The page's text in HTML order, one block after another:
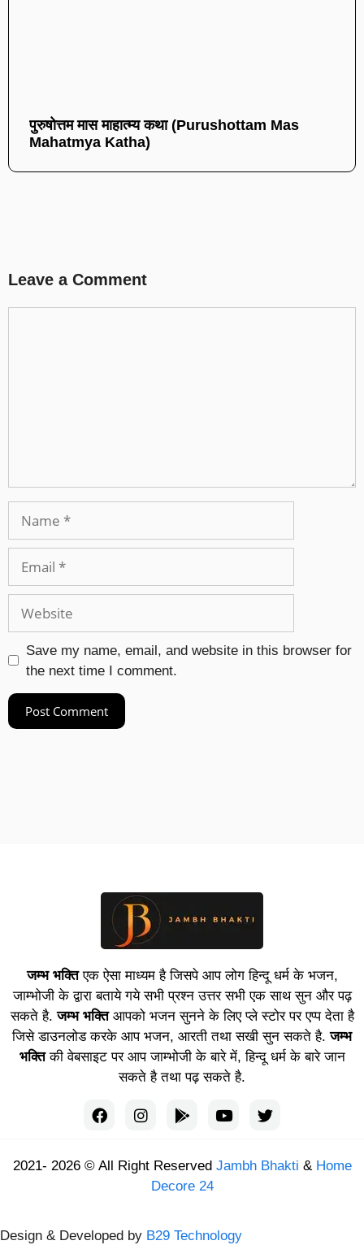
पुरुषोत्तम मास माहात्म्य कथा (Purushottam Mas
Mahatmya Katha)
Leave a Comment
Save my name, email, and website in this browser for
the next time I comment.
जम्भ भक्तिएक ऐसा माध्यम है जिसपे आप लोग हिन्दू धर्म के भजन,
जाम्भोजी के द्वारा बताये गये सभी प्रश्न उत्तर सभी एक साथ सुन और पढ़
सकते है.जम्भ भक्तिआपको भजन सुनने के लिए प्ले स्टोर पर एप्प देता है
जिसे डाउनलोड करके आप भजन, आरती तथा सखी सुन सकते है.जम्भ
भक्तिकी वेबसाइट पर आप जाम्भोजी के बारे में, हिन्दू धर्म के बारे जान
सकते है तथा पढ़ सकते है.
2021- 2026 © All Right Reserved Jambh Bhakti & Home
Decore 24
Design & Developed by B29 Technology